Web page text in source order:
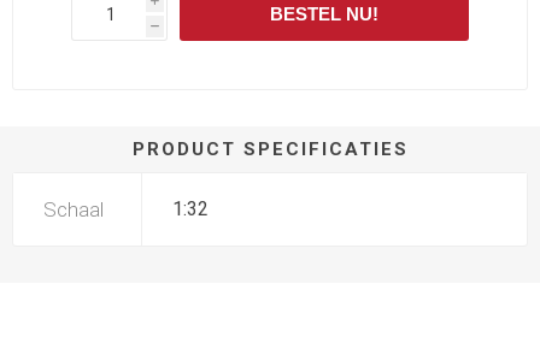
h
BESTEL NU!
PRODUCT SPECIFICATIES
Schaal 1:32